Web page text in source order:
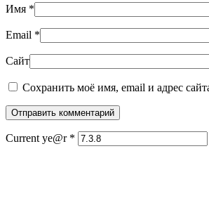
Имя *
Email *
Сайт
Сохранить моё имя, email и адрес
Отправить комментарий
Current ye@r *